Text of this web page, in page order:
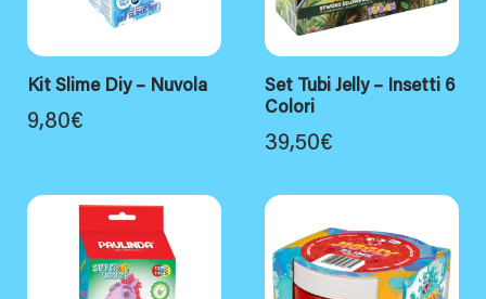
Kit Slime Diy – Nuvola
9,80€
Set Tubi Jelly – Insetti 6
Colori
39,50€